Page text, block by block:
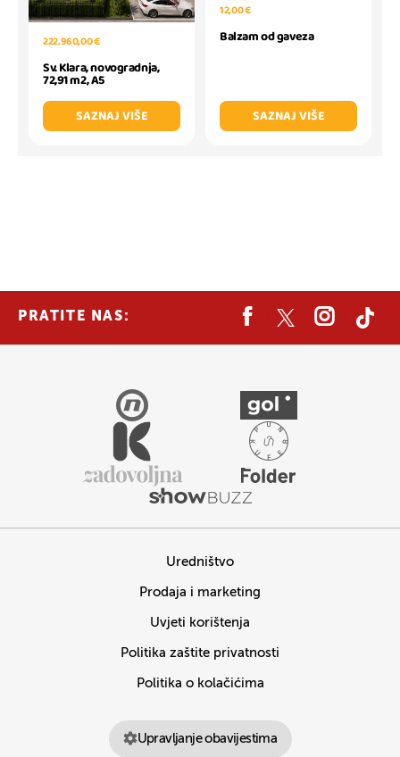
222.960,00 €
Sv. Klara, novogradnja,
72,91 m2, A5
SAZNAJ VIŠE
12,00 €
Balzam od gaveza
SAZNAJ VIŠE
PRATITE NAS:
Uredništvo
Prodaja i marketing
Uvjeti korištenja
Politika zaštite privatnosti
Politika o kolačićima
Upravljanje obavijestima